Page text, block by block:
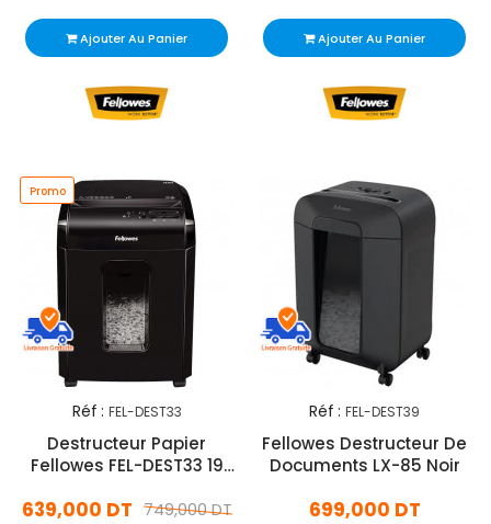
Ajouter Au Panier Ajouter Au Panier
Promo
Réf : FEL-DEST33
Destructeur Papier
Fellowes FEL-DEST33 19
749,000 DT
639,000 DT
Réf : FEL-DEST39
Fellowes Destructeur De
Documents LX-85 Noir
699,000 DT